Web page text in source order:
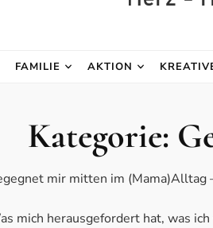
FAMILIE AKTION
Kategorie:
mir mitten im (Mama)Alltag
mich herausgefordert hat, was